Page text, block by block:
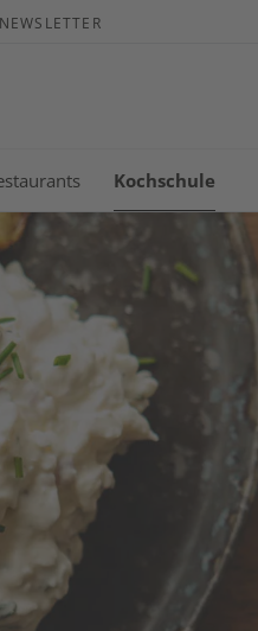
NEWSLETTER
Kochschule